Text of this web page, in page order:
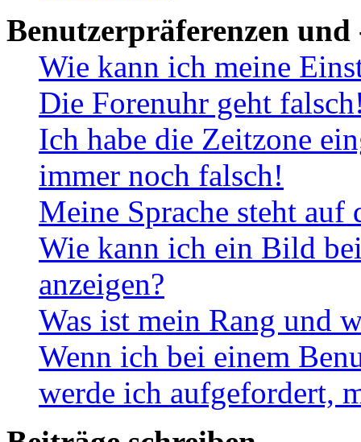
Benutzerpräferenzen und
Wie kann ich meine
Die Forenuhr geht
Ich habe die Zeitzone
immer noch falsch!
Meine Sprache steht
Wie kann ich ein Bild
anzeigen?
Was ist mein Rang und
Wenn ich bei einem
werde ich aufgefordert,